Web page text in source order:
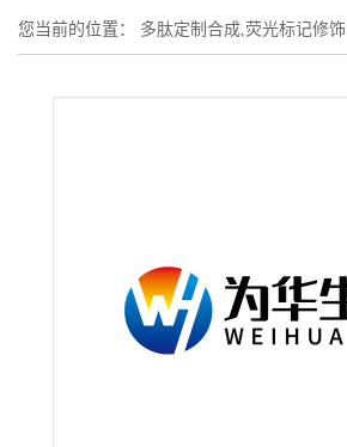
您当前的位置： 多肽定制合成,荧光标记修饰